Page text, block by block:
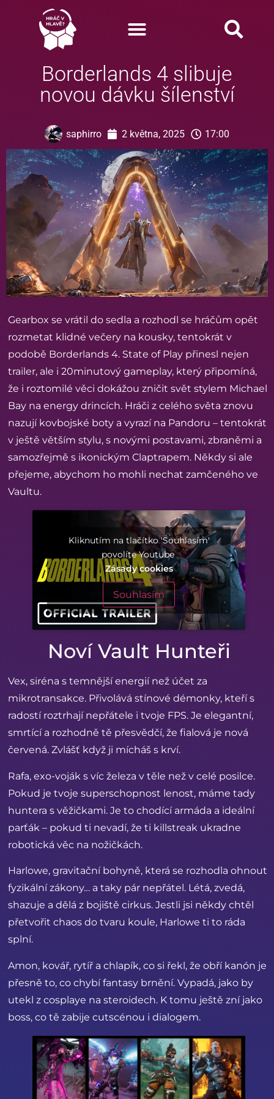
Borderlands 4 slibuje
novou dávku šílenství
saphirro 2 května, 2025 17:00
Gearbox se vrátil do sedla a rozhodl se hráčům opět
rozmetat klidné večery na kousky, tentokrát v
podobě Borderlands 4. State of Play přinesl nejen
trailer, ale i 20minutový gameplay, který připomíná,
že i roztomilé věci dokážou zničit svět stylem Michael
Bay na energy drincích. Hráči z celého světa znovu
nazují kovbojské boty a vyrazí na Pandoru – tentokrát
v ještě větším stylu, s novými postavami, zbraněmi a
samozřejmě s ikonickým Claptrapem. Někdy si ale
přejeme, abychom ho mohli nechat zamčeného ve
Vaultu.
Kliknutím na tlačítko 'Souhlasím'
povolíte Youtube
Zásady cookies
Souhlasím
Noví Vault Hunteři
Vex, siréna s temnější energií než účet za
mikrotransakce. Přivolává stínové démonky, kteří s
radostí roztrhají nepřátele i tvoje FPS. Je elegantní,
smrtící a rozhodně tě přesvědčí, že fialová je nová
červená. Zvlášť když ji mícháš s krví.
Rafa, exo-voják s víc železa v těle než v celé posilce.
Pokud je tvoje superschopnost lenost, máme tady
huntera s věžičkami. Je to chodící armáda a ideální
parťák – pokud ti nevadí, že ti killstreak ukradne
robotická věc na nožičkách.
Harlowe, gravitační bohyně, která se rozhodla ohnout
fyzikální zákony… a taky pár nepřátel. Létá, zvedá,
shazuje a dělá z bojiště cirkus. Jestli jsi někdy chtěl
přetvořit chaos do tvaru koule, Harlowe ti to ráda
splní.
Amon, kovář, rytíř a chlapík, co si řekl, že obří kanón je
přesně to, co chybí fantasy brnění. Vypadá, jako by
utekl z cosplaye na steroidech. K tomu ještě zní jako
boss, co tě zabije cutscénou i dialogem.